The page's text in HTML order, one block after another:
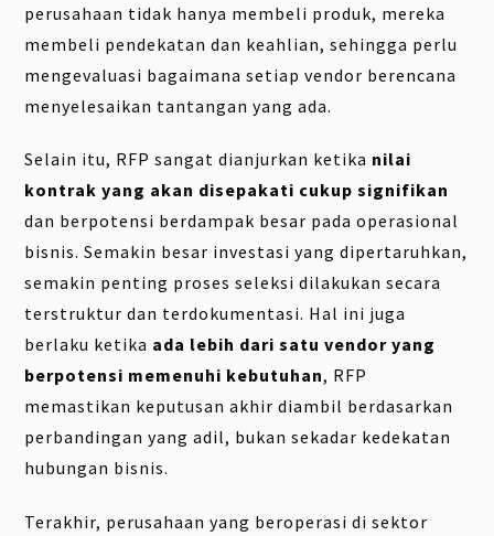
perusahaan tidak hanya membeli produk, mereka
membeli pendekatan dan keahlian, sehingga perlu
mengevaluasi bagaimana setiap vendor berencana
menyelesaikan tantangan yang ada.
Selain itu, RFP sangat dianjurkan ketika nilai
kontrak yang akan disepakati cukup signifikan
dan berpotensi berdampak besar pada operasional
bisnis. Semakin besar investasi yang dipertaruhkan,
semakin penting proses seleksi dilakukan secara
terstruktur dan terdokumentasi. Hal ini juga
berlaku ketika ada lebih dari satu vendor yang
berpotensi memenuhi kebutuhan, RFP
memastikan keputusan akhir diambil berdasarkan
perbandingan yang adil, bukan sekadar kedekatan
hubungan bisnis.
Terakhir, perusahaan yang beroperasi di sektor